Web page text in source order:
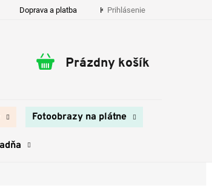
Doprava a platba Kontakty
Prihlásenie
Nákupný
Prázdny košík
Fotoobrazy na plátne